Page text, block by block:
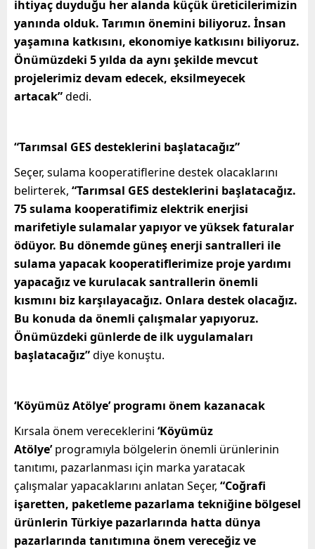
ihtiyaç duyduğu her alanda küçük üreticilerimizin
yanında olduk. Tarımın önemini biliyoruz. İnsan
yaşamına katkısını, ekonomiye katkısını biliyoruz.
Önümüzdeki 5 yılda da aynı şekilde mevcut
projelerimiz devam edecek, eksilmeyecek
artacak”dedi.
“Tarımsal GES desteklerini başlatacağız”
Seçer, sulama kooperatiflerine destek olacaklarını
belirterek, “Tarımsal GES desteklerini başlatacağız.
75 sulama kooperatifimiz elektrik enerjisi
marifetiyle sulamalar yapıyor ve yüksek faturalar
ödüyor. Bu dönemde güneş enerji santralleri ile
sulama yapacak kooperatiflerimize proje yardımı
yapacağız ve kurulacak santrallerin önemli
kısmını biz karşılayacağız. Onlara destek olacağız.
Bu konuda da önemli çalışmalar yapıyoruz.
Önümüzdeki günlerde de ilk uygulamaları
başlatacağız”diye konuştu.
‘Köyümüz Atölye’ programı önem kazanacak
Kırsala önem vereceklerini ‘Köyümüz
Atölye’programıyla bölgelerin önemli ürünlerinin
tanıtımı, pazarlanması için marka yaratacak
çalışmalar yapacaklarını anlatan Seçer, “Coğrafi
işaretten, paketleme pazarlama tekniğine bölgesel
ürünlerin Türkiye pazarlarında hatta dünya
pazarlarında tanıtımına önem vereceğiz ve